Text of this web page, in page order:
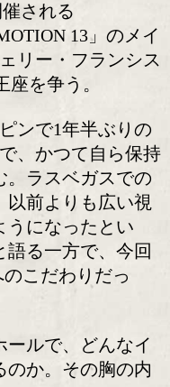
スポーツ)
ルドスポーツ)
で開催される
13
ジェリー・フ
王座を争う。
リピンで1年半
戦目で、かつて
挑む。ラスベ